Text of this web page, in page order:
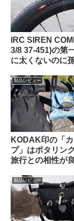
IRC SIREN
3/8 37-451)の第
に太くないのに
（ガチ競技用の
ヤ）【Tern
イズ】
製品レビュー
KODAK印の「
プ」はポタリン
旅行との相性が
水】
製品レビュー